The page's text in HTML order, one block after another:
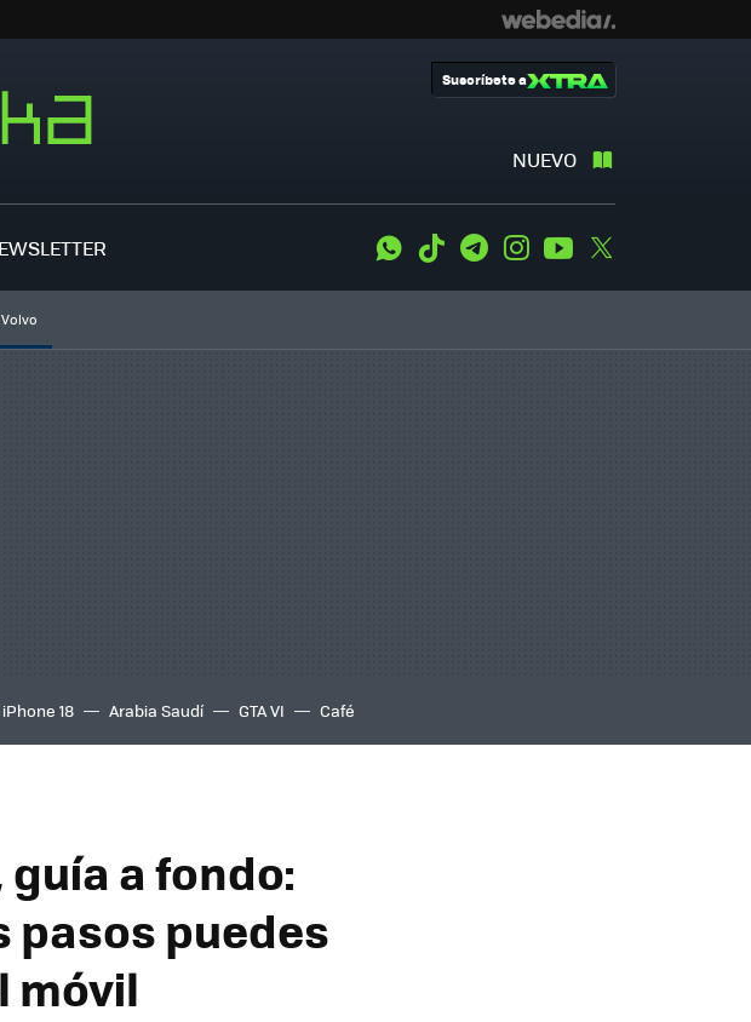
NUEVO
Suscríbete a
WhatsApp
Tiktok TelegramInstagramYoutube
iPhone 18 Arabia Saudí GTA VI Café
a fondo:
pasos puedes
móvil